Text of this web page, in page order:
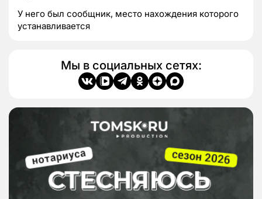
У него был сообщник, место нахождения которого
устанавливается
Мы в социальных сетях: